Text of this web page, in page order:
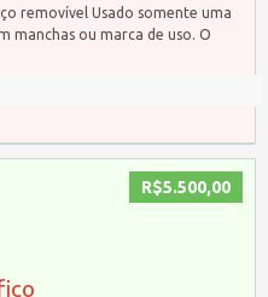
removível Usado somente uma
manchas ou marca de uso. O
R$5.500,00